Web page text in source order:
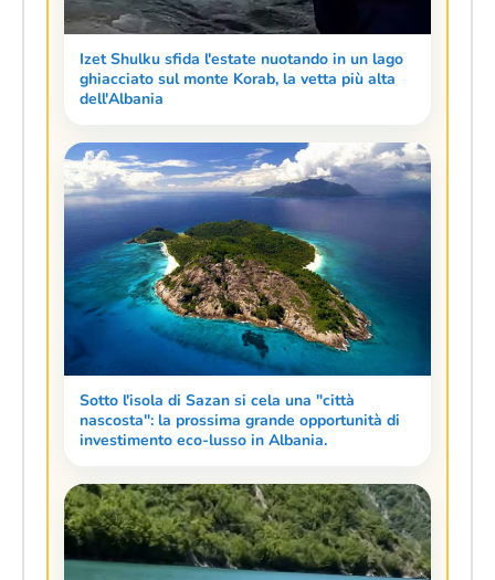
Izet Shulku sfida l'estate nuotando in un lago
ghiacciato sul monte Korab, la vetta più alta
dell'Albania
Sotto l'isola di Sazan si cela una "città
nascosta": la prossima grande opportunità di
investimento eco-lusso in Albania.